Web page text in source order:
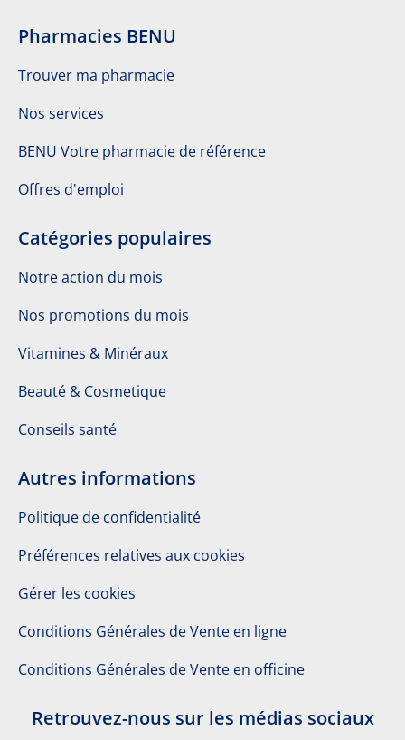
Pharmacies BENU
Trouver ma pharmacie
Nos services
BENU Votre pharmacie de référence
Offres d'emploi
Catégories populaires
Notre action du mois
Nos promotions du mois
Vitamines & Minéraux
Beauté & Cosmetique
Conseils santé
Autres informations
Politique de confidentialité
Préférences relatives aux cookies
Gérer les cookies
Conditions Générales de Vente en ligne
Conditions Générales de Vente en officine
Retrouvez-nous sur les médias sociaux